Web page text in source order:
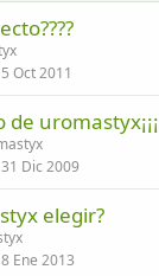
Verdana
Oct 2011
uromastyx¡¡¡
31 Dic 2009
elegir?
Ene 2013